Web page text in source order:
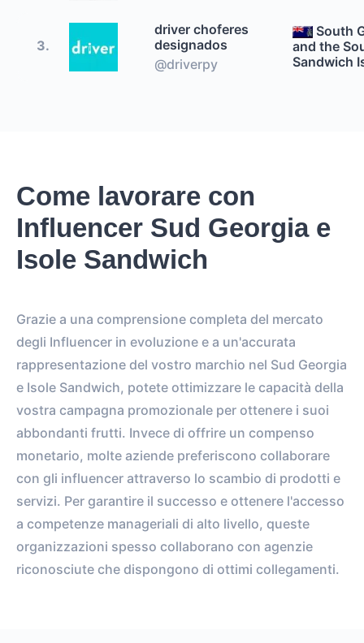
3.
driver choferes
designados
@driverpy
South
and the
Sandwich
Come lavorare con
Influencer Sud Georgia e
Isole Sandwich
Grazie a una comprensione completa del mercato
degli Influencer in evoluzione e a un'accurata
rappresentazione del vostro marchio nel Sud Georgia
e Isole Sandwich, potete ottimizzare le capacità della
vostra campagna promozionale per ottenere i suoi
abbondanti frutti. Invece di offrire un compenso
monetario, molte aziende preferiscono collaborare
con gli influencer attraverso lo scambio di prodotti e
servizi. Per garantire il successo e ottenere l'accesso
a competenze manageriali di alto livello, queste
organizzazioni spesso collaborano con agenzie
riconosciute che dispongono di ottimi collegamenti.